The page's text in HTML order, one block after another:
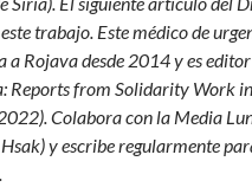
trabajo. Este médico de
a Rojava desde 2014 y es
Reports from Solidarity Work
Colabora con la Media
y escribe regularmente